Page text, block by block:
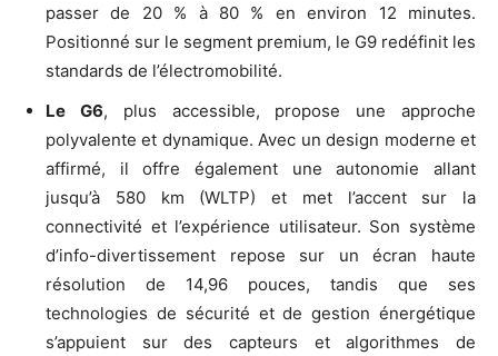
passer de 20 % à 80 % en environ 12 minutes.
Positionné sur le segment premium, le G9 redéfinit les
standards de l’électromobilité.
Le G6, plus accessible, propose une approche
polyvalente et dynamique. Avec un design moderne et
affirmé, il offre également une autonomie allant
jusqu’à 580 km (WLTP) et met l’accent sur la
connectivité et l’expérience utilisateur. Son système
d’info-divertissement repose sur un écran haute
résolution de 14,96 pouces, tandis que ses
technologies de sécurité et de gestion énergétique
s’appuient sur des capteurs et algorithmes de